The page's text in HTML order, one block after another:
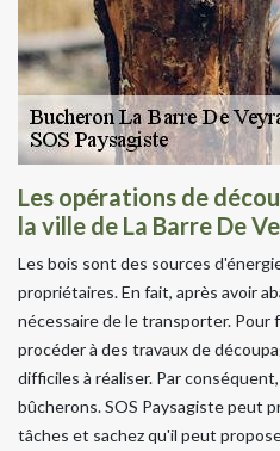
Les opérations de
la ville de La Barre De
Les bois sont des sources
propriétaires. En fait, après avoir
nécessaire de le transporter. Pour
procéder à des travaux de
difficiles à réaliser. Par
bûcherons. SOS Paysagiste peut
tâches et sachez qu'il peut